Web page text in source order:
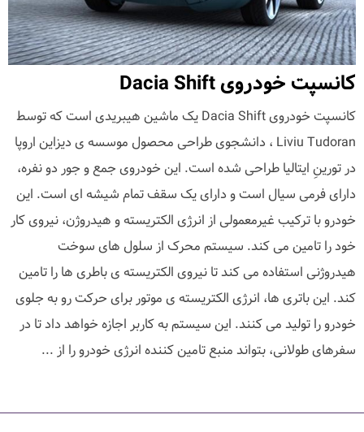
کانسپت خودروی Dacia Shift
کانسپت خودروی Dacia Shift یک ماشین هیبریدی است که توسط
Liviu Tudoran ، دانشجوی طراحی محصول موسسه ی دیزاین اروپا
در تورینِ ایتالیا طراحی شده است. این خودروی جمع و جور دو نفره،
دارای فرمی سیال است و دارای یک سقف تمام شیشه ای است. این
خودرو با ترکیب غیرمعمولی از انرژی الکتریسته و هیدروژن، نیروی کار
خود را تامین می کند. سیستم محرک از سلول های سوخت
هیدروژنی استفاده می کند تا نیروی الکتریسته ی باطری ها را تامین
کند. این باتری ها، انرژی الکتریسته ی موتور برای حرکت رو به جلوی
خودرو را تولید می کنند. این سیستم به کاربر اجازه خواهد داد تا در
سفرهای طولانی، بتواند منبع تامین کننده انرژی خودرو را از ...